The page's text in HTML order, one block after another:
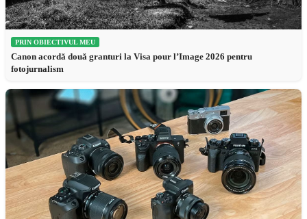
PRIN OBIECTIVUL MEU
Canon acordă două granturi la Visa pour l’Image 2026 pentru
fotojurnalism